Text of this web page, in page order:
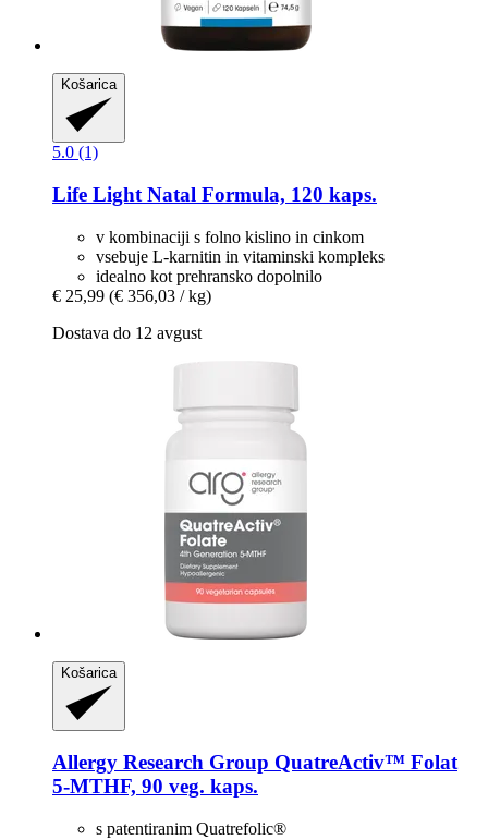
Košarica
5.0 (1)
Life Light Natal Formula, 120 kaps.
v kombinaciji s folno kislino in cinkom
vsebuje L-karnitin in vitaminski kompleks
idealno kot prehransko dopolnilo
€ 25,99 (€ 356,03 / kg)
Dostava do 12 avgust
Košarica
Allergy Research Group QuatreActiv™ Folat
5-​MTHF, 90 veg. kaps.
s patentiranim Quatrefolic®